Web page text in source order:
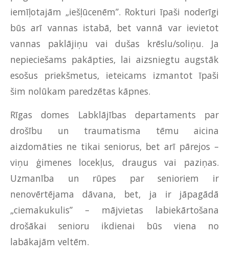
iemīļotajām „iešļūcenēm”. Rokturi īpaši noderīgi
būs arī vannas istabā, bet vannā var ievietot
vannas paklājiņu vai dušas krēslu/soliņu. Ja
nepieciešams pakāpties, lai aizsniegtu augstāk
esošus priekšmetus, ieteicams izmantot īpaši
šim nolūkam paredzētas kāpnes.
Rīgas domes Labklājības departaments par
drošību un traumatisma tēmu aicina
aizdomāties ne tikai seniorus, bet arī pārejos –
viņu ģimenes locekļus, draugus vai paziņas.
Uzmanība un rūpes par senioriem ir
nenovērtējama dāvana, bet, ja ir jāpagādā
„ciemakukulis” – mājvietas labiekārtošana
drošākai senioru ikdienai būs viena no
labākajām veltēm.